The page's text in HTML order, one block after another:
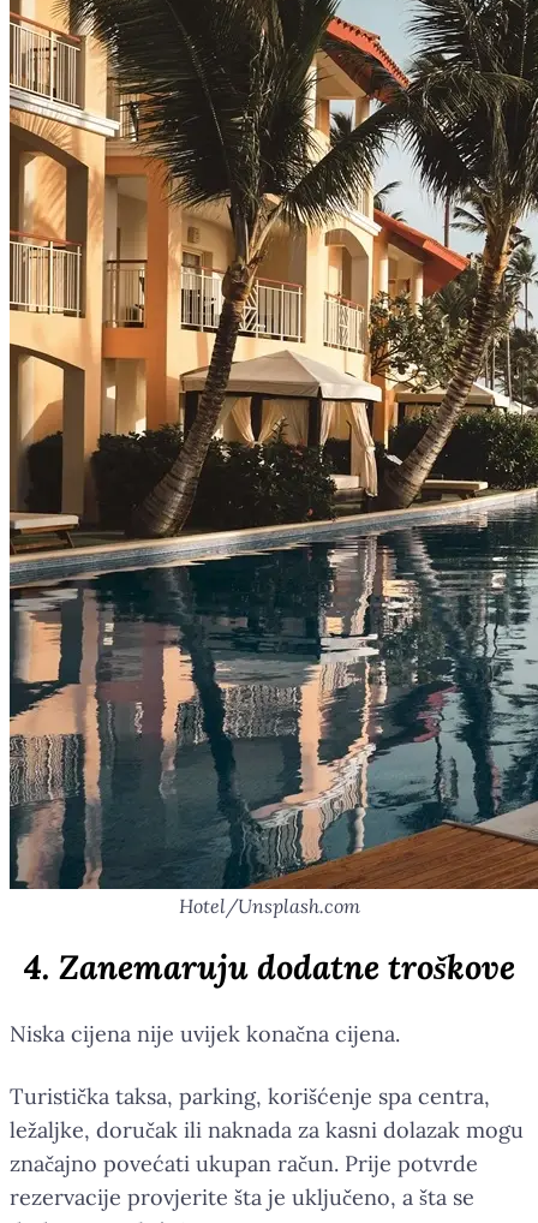
Hotel/Unsplash.com
4. Zanemaruju dodatne troškove
Niska cijena nije uvijek konačna cijena.
Turistička taksa, parking, korišćenje spa centra,
ležaljke, doručak ili naknada za kasni dolazak mogu
značajno povećati ukupan račun. Prije potvrde
rezervacije provjerite šta je uključeno, a šta se